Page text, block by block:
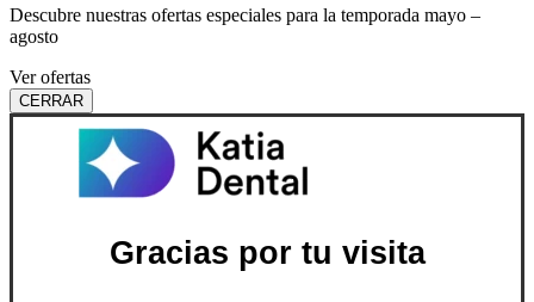
Descubre nuestras ofertas especiales para la temporada mayo –
agosto
Ver ofertas
CERRAR
Gracias por tu visita